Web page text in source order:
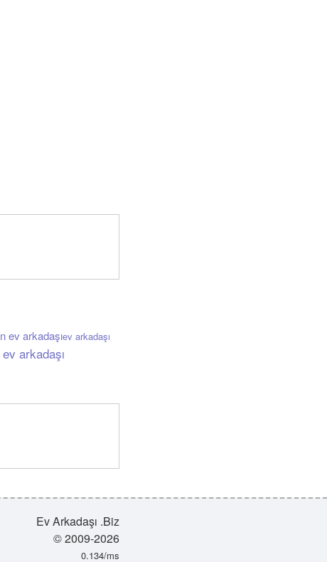
ev arkadaşıev arkadaşı
arkadaşı
Ev Arkadaşı .Biz
© 2009-2026
0.134/ms